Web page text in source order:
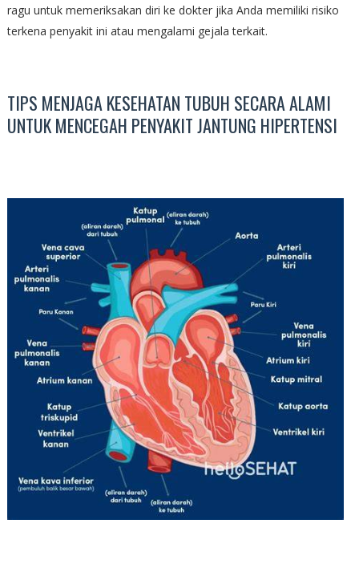
ragu untuk memeriksakan diri ke dokter jika Anda memiliki risiko
terkena penyakit ini atau mengalami gejala terkait.
TIPS MENJAGA KESEHATAN TUBUH SECARA ALAMI
UNTUK MENCEGAH PENYAKIT JANTUNG HIPERTENSI